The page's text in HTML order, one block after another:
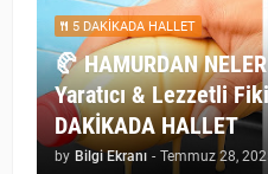
5 DAKİKADA HALLET
🥐 HAMURDAN
Yaratıcı & Lezzetli
DAKİKADA HALLET
by Bilgi Ekranı - Temmuz 28,